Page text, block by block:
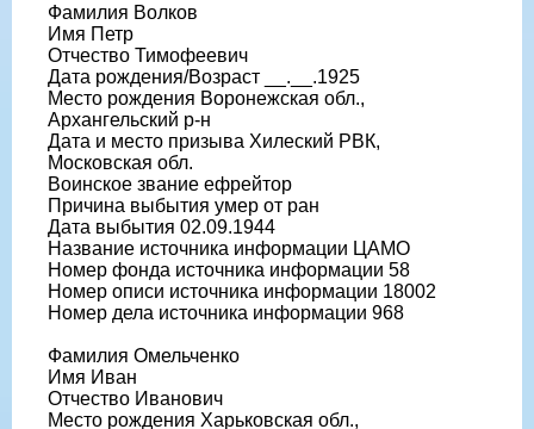
Фамилия Волков
Имя Петр
Отчество Тимофеевич
Дата рождения/Возраст __.__.1925
Место рождения Воронежская обл.,
Архангельский р-н
Дата и место призыва Хилеский РВК,
Московская обл.
Воинское звание ефрейтор
Причина выбытия умер от ран
Дата выбытия 02.09.1944
Название источника информации ЦАМО
Номер фонда источника информации 58
Номер описи источника информации 18002
Номер дела источника информации 968
Фамилия Омельченко
Имя Иван
Отчество Иванович
Место рождения Харьковская обл.,